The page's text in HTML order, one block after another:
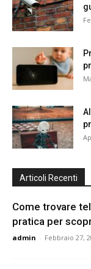
Articoli Recenti
Come trovare
pratica per
admin - Febbraio 27,